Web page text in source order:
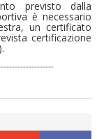
fare le
previsto dalla
è necessario
un certificato
certificazione